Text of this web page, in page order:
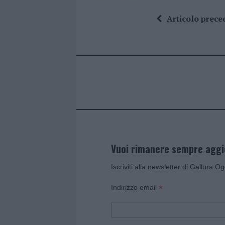
te ata
Articolo
Vuoi rimanere sempre
Iscriviti alla newsletter di Gallura
Indirizzo email *